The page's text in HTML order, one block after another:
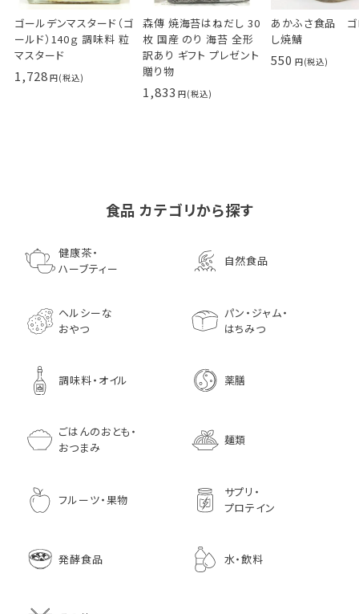
ゴールデンマスタード（ゴ
ールド）140ｇ 調味料 粒
マスタード
1,728
森傳 焼海苔はねだし 30
枚 国産 のり 海苔 全形
訳あり ギフト プレゼント
贈り物
1,833
あかふさ食品 ゴ
し焼鯖
550
ールド）140ｇ 調味料 粒
マスタード
鰹節 食べる削り節
70g× 10袋セット おつま
75g（50袋）
1,296
食品 カテゴリから探す
健康茶・
ハーブティー
自然食品
ヘルシーな
おやつ
パン・ジャム・
はちみつ
調味料・オイル 薬膳
ごはんのおとも・
おつまみ
麺類
フルーツ・果物
サプリ・
プロテイン
発酵食品 水・飲料